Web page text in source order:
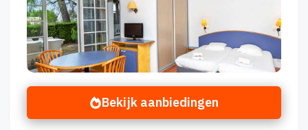
Bekijk aanbiedingen